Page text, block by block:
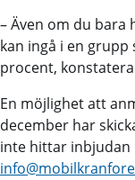
– Även om du bara
kan ingå i en
procent,
En möjlighet att
december har
inte hittar inbjudan